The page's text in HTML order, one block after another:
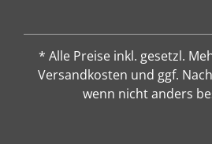
* Alle Preise inkl. gesetzl.
Versandkosten und ggf.
wenn nicht anders